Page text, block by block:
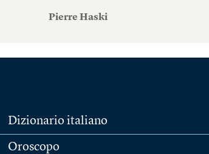
Pierre Haski
Dizionario italiano
Oroscopo